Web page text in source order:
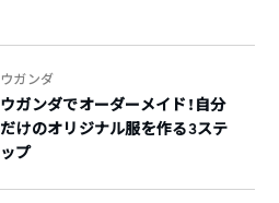
ウガンダ
ウガンダでオーダーメイド！自分
だけのオリジナル服を作る3ステ
ップ